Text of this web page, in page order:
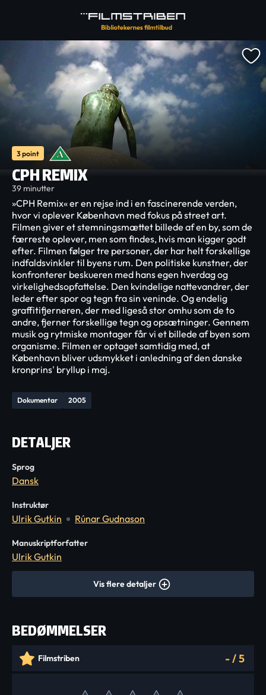
3 point
CPH REMIX
39 minutter
Dokumentar 2005
»CPH Remix« er en rejse ind i en fascinerende verden,
hvor vi oplever København med fokus på street art.
Filmen giver et stemningsmættet billede af en by, som de
færreste oplever, men som findes, hvis man kigger godt
efter. Filmen følger tre personer, der har helt forskellige
indfaldsvinkler til byens rum. Den politiske kunstner, der
konfronterer beskueren med hans egen hverdag og
virkelighedsopfattelse. Den kvindelige nattevandrer, der
leder efter spor og tegn fra sin veninde. Og endelig
graffitifjerneren, der med ligeså stor omhu som de to
andre, fjerner forskellige tegn og opsætninger. Gennem
musik og rytmiske montager får vi et billede af byen som
organisme. Filmen er optaget samtidig med, at
København bliver udsmykket i anledning af den danske
kronprins' bryllup i maj.
DETALJER
Sprog
Dansk
Instruktør
Ulrik Gutkin Rúnar Gudnason
Manuskriptforfatter
Ulrik Gutkin
Vis flere detaljer
BEDØMMELSER
Filmstriben -/5